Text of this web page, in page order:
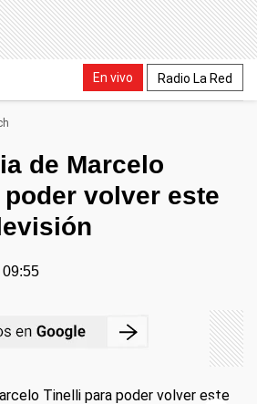
En vivo Radio La Red
de Marcelo
volver este